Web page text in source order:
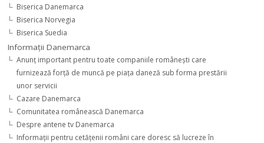
Biserica Danemarca
Biserica Norvegia
Biserica Suedia
Informaţii Danemarca
Anunţ important pentru toate companiile româneşti care
furnizează forţă de muncă pe piaţa daneză sub forma prestării
unor servicii
Cazare Danemarca
Comunitatea românească Danemarca
Despre antene tv Danemarca
Informaţii pentru cetăţenii români care doresc să lucreze în